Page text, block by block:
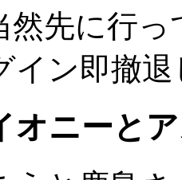
然先に行
イン即撤
オニーと